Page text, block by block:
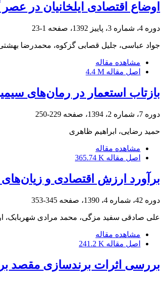
اوضاع اقتصادی ایلخانیان در عصر گیخاتو
دوره 4، شماره 3، پاییز 1392، صفحه 1-23
جواد عباسی، جلیل قصابی گزکوه، محمدرضا
مشاهده مقاله
اصل مقاله 4.4 M
بازتاب استعمار در رمان‌های
دوره 7، شماره 2، 1394، صفحه 229-250
حمید رضایی، ابراهیم ظاهری
مشاهده مقاله
اصل مقاله 365.74 K
برآورد ارزش اقتصادی و
دوره 42، شماره 4، 1390، صفحه 345-353
علی صادقی سفید مزگی، محمد مرادی شهربابک،
مشاهده مقاله
اصل مقاله 241.2 K
بررسی اثرات برندسازی مقصد